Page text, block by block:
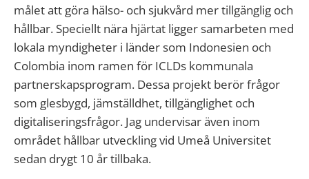
målet att göra hälso- och sjukvård mer tillgänglig och
hållbar. Speciellt nära hjärtat ligger samarbeten med
lokala myndigheter i länder som Indonesien och
Colombia inom ramen för ICLDs kommunala
partnerskapsprogram. Dessa projekt berör frågor
som glesbygd, jämställdhet, tillgänglighet och
digitaliseringsfrågor. Jag undervisar även inom
området hållbar utveckling vid Umeå Universitet
sedan drygt 10 år tillbaka.